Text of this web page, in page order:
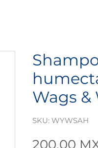
Wags
SKU: WYWSAH
200,00